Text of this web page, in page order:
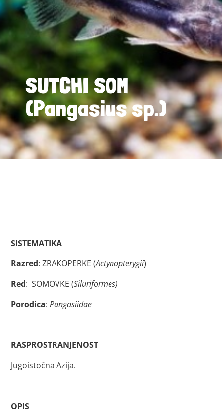
SUTCHI SOM
(Pangasius sp.)
SISTEMATIKA
Razred: ZRAKOPERKE (Actynopterygii)
Red: SOMOVKE (Siluriformes)
Porodica:Pangasiidae
RASPROSTRANJENOST
Jugoistočna Azija.
OPIS